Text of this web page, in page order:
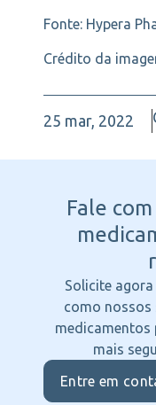
Fonte: Hypera
Crédito da
25 mar, 2022
Fale
Solicite
como nossos
medicamentos
mais
Entre em